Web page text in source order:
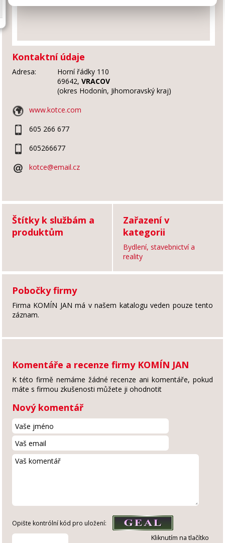
Kontaktní údaje
Adresa:
Horní řádky 110
69642, VRACOV
(okres Hodonín, Jihomoravský kraj)
www.kotce.com
605 266 677
605266677
kotce@email.cz
Štítky k službám a
produktům
Zařazení v
kategorii
Bydlení, stavebnictví a
reality
Pobočky firmy
Firma KOMÍN JAN má v našem katalogu veden pouze tento
záznam.
Komentáře a recenze firmy KOMÍN JAN
K této firmě nemáme žádné recenze ani komentáře, pokud
máte s firmou zkušenosti můžete ji ohodnotit
Nový komentář
Opište kontrólní kód pro uložení:
Kliknutím na tlačítko